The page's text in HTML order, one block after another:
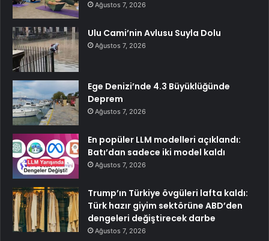
Ağustos 7, 2026
Ulu Cami’nin Avlusu Suyla Dolu
Ağustos 7, 2026
Ege Denizi’nde 4.3 Büyüklüğünde
Deprem
Ağustos 7, 2026
En popüler LLM modelleri açıklandı:
Batı’dan sadece iki model kaldı
Ağustos 7, 2026
Trump’ın Türkiye övgüleri lafta kaldı:
Türk hazır giyim sektörüne ABD’den
dengeleri değiştirecek darbe
Ağustos 7, 2026